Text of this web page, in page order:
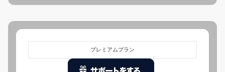
プレミアムプラン